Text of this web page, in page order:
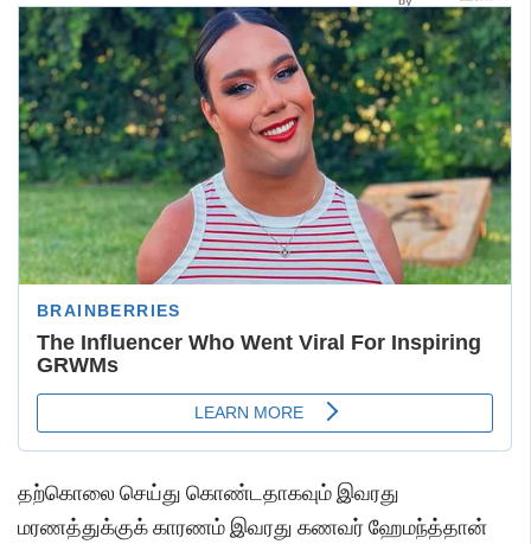
தற்கொலை செய்து கொண்டதாகவும் இவரது
மரணத்துக்குக் காரணம் இவரது கணவர் ஹேமந்த்தான்